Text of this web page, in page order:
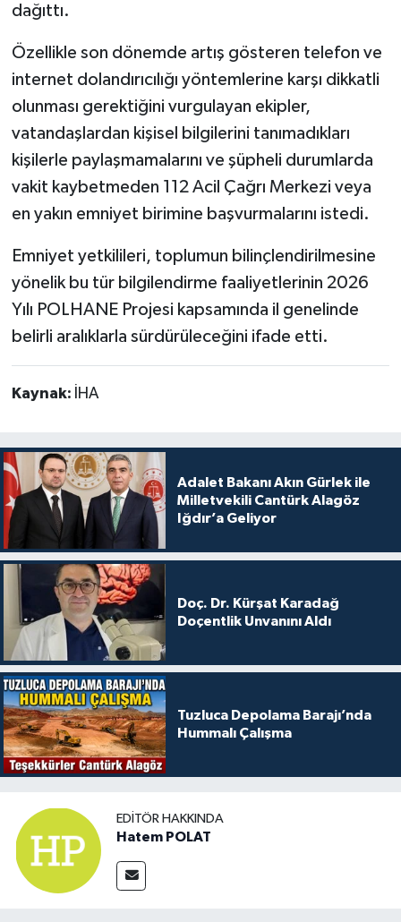
dağıttı.
Özellikle son dönemde artış gösteren telefon ve
internet dolandırıcılığı yöntemlerine karşı dikkatli
olunması gerektiğini vurgulayan ekipler,
vatandaşlardan kişisel bilgilerini tanımadıkları
kişilerle paylaşmamalarını ve şüpheli durumlarda
vakit kaybetmeden 112 Acil Çağrı Merkezi veya
en yakın emniyet birimine başvurmalarını istedi.
Emniyet yetkilileri, toplumun bilinçlendirilmesine
yönelik bu tür bilgilendirme faaliyetlerinin 2026
Yılı POLHANE Projesi kapsamında il genelinde
belirli aralıklarla sürdürüleceğini ifade etti.
Kaynak: İHA
Adalet Bakanı Akın Gürlek ile
Milletvekili Cantürk Alagöz
Iğdır’a Geliyor
Doç. Dr. Kürşat Karadağ
Doçentlik Unvanını Aldı
Tuzluca Depolama Barajı’nda
Hummalı Çalışma
EDITÖR HAKKINDA
Hatem POLAT